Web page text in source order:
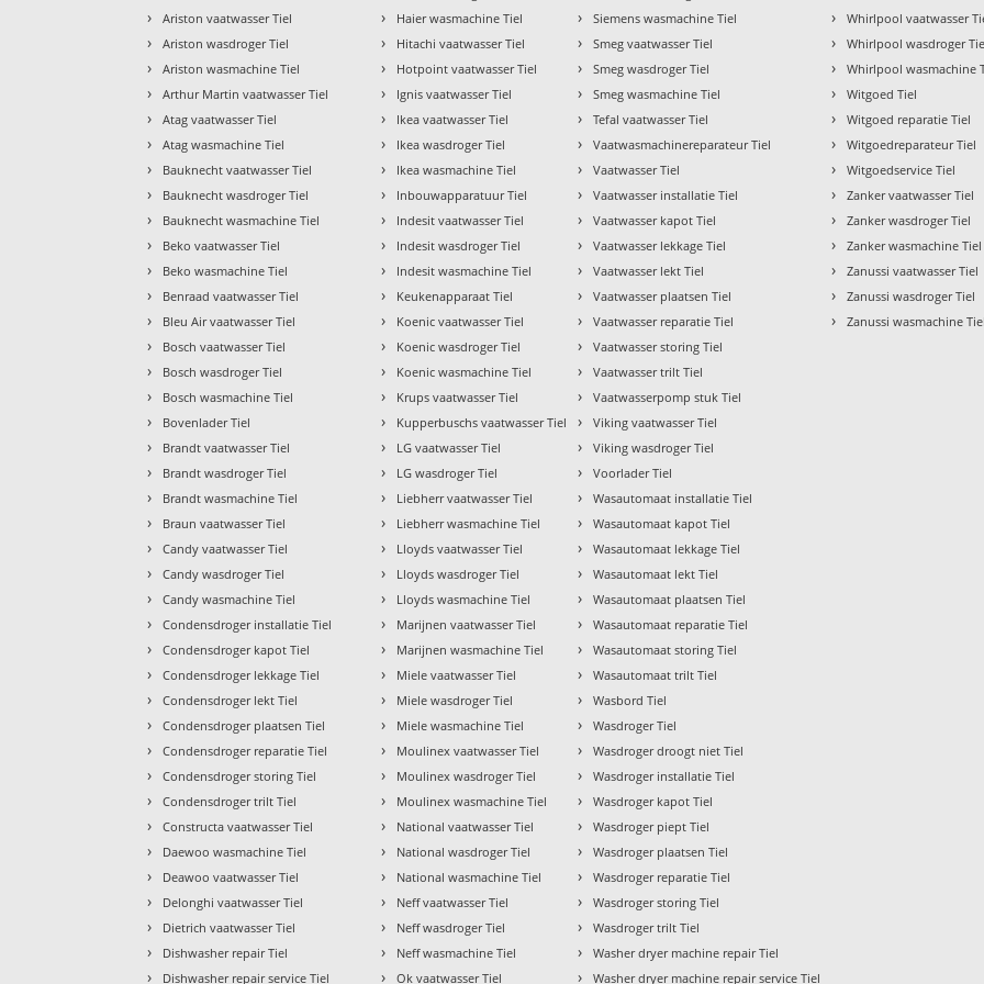
› Ariston vaatwasser Tiel
› Ariston wasdroger Tiel
› Ariston wasmachine Tiel
› Arthur Martin vaatwasser Tiel
› Atag vaatwasser Tiel
› Atag wasmachine Tiel
› Bauknecht vaatwasser Tiel
› Bauknecht wasdroger Tiel
› Bauknecht wasmachine Tiel
› Beko vaatwasser Tiel
› Beko wasmachine Tiel
› Benraad vaatwasser Tiel
› Bleu Air vaatwasser Tiel
› Bosch vaatwasser Tiel
› Bosch wasdroger Tiel
› Bosch wasmachine Tiel
› Bovenlader Tiel
› Brandt vaatwasser Tiel
› Brandt wasdroger Tiel
› Brandt wasmachine Tiel
› Braun vaatwasser Tiel
› Candy vaatwasser Tiel
› Candy wasdroger Tiel
› Candy wasmachine Tiel
› Condensdroger installatie Tiel
› Condensdroger kapot Tiel
› Condensdroger lekkage Tiel
› Condensdroger lekt Tiel
› Condensdroger plaatsen Tiel
› Condensdroger reparatie Tiel
› Condensdroger storing Tiel
› Condensdroger trilt Tiel
› Constructa vaatwasser Tiel
› Daewoo wasmachine Tiel
› Deawoo vaatwasser Tiel
› Delonghi vaatwasser Tiel
› Dietrich vaatwasser Tiel
› Dishwasher repair Tiel
› Dishwasher repair service Tiel
› Haier wasmachine Tiel
› Hitachi vaatwasser Tiel
› Hotpoint vaatwasser Tiel
› Ignis vaatwasser Tiel
› Ikea vaatwasser Tiel
› Ikea wasdroger Tiel
› Ikea wasmachine Tiel
› Inbouwapparatuur Tiel
› Indesit vaatwasser Tiel
› Indesit wasdroger Tiel
› Indesit wasmachine Tiel
› Keukenapparaat Tiel
› Koenic vaatwasser Tiel
› Koenic wasdroger Tiel
› Koenic wasmachine Tiel
› Krups vaatwasser Tiel
› Kupperbuschs vaatwasser Tiel
› LG vaatwasser Tiel
› LG wasdroger Tiel
› Liebherr vaatwasser Tiel
› Liebherr wasmachine Tiel
› Lloyds vaatwasser Tiel
› Lloyds wasdroger Tiel
› Lloyds wasmachine Tiel
› Marijnen vaatwasser Tiel
› Marijnen wasmachine Tiel
› Miele vaatwasser Tiel
› Miele wasdroger Tiel
› Miele wasmachine Tiel
› Moulinex vaatwasser Tiel
› Moulinex wasdroger Tiel
› Moulinex wasmachine Tiel
› National vaatwasser Tiel
› National wasdroger Tiel
› National wasmachine Tiel
› Neff vaatwasser Tiel
› Neff wasdroger Tiel
› Neff wasmachine Tiel
› Ok vaatwasser Tiel
› Siemens wasmachine Tiel
› Smeg vaatwasser Tiel
› Smeg wasdroger Tiel
› Smeg wasmachine Tiel
› Tefal vaatwasser Tiel
› Vaatwasmachinereparateur Tiel
› Vaatwasser Tiel
› Vaatwasser installatie Tiel
› Vaatwasser kapot Tiel
› Vaatwasser lekkage Tiel
› Vaatwasser lekt Tiel
› Vaatwasser plaatsen Tiel
› Vaatwasser reparatie Tiel
› Vaatwasser storing Tiel
› Vaatwasser trilt Tiel
› Vaatwasserpomp stuk Tiel
› Viking vaatwasser Tiel
› Viking wasdroger Tiel
› Voorlader Tiel
› Wasautomaat installatie Tiel
› Wasautomaat kapot Tiel
› Wasautomaat lekkage Tiel
› Wasautomaat lekt Tiel
› Wasautomaat plaatsen Tiel
› Wasautomaat reparatie Tiel
› Wasautomaat storing Tiel
› Wasautomaat trilt Tiel
› Wasbord Tiel
› Wasdroger Tiel
› Wasdroger droogt niet Tiel
› Wasdroger installatie Tiel
› Wasdroger kapot Tiel
› Wasdroger piept Tiel
› Wasdroger plaatsen Tiel
› Wasdroger reparatie Tiel
› Wasdroger storing Tiel
› Wasdroger trilt Tiel
› Washer dryer machine repair Tiel
› Washer dryer machine repair service Tiel
› Whirlpool vaatwasser
› Whirlpool wasdroger
› Whirlpool wasmachine
› Witgoed Tiel
› Witgoed reparatie Tiel
› Witgoedreparateur Tiel
› Witgoedservice Tiel
› Zanker vaatwasser Tiel
› Zanker wasdroger Tiel
› Zanker wasmachine Tiel
› Zanussi vaatwasser Tiel
› Zanussi wasdroger Tiel
› Zanussi wasmachine Tiel